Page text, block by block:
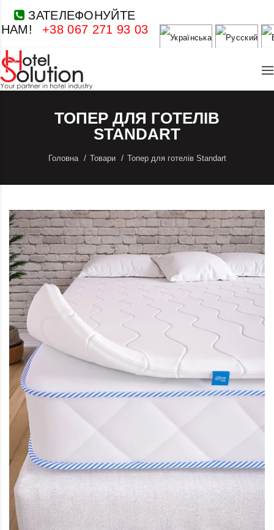
ЗАТЕЛЕФОНУЙТЕ
НАМ!
+38 067 271 93 03
ТОПЕР ДЛЯ ГОТЕЛІВ
STANDART
Головна Товари Топер для готелів Standart